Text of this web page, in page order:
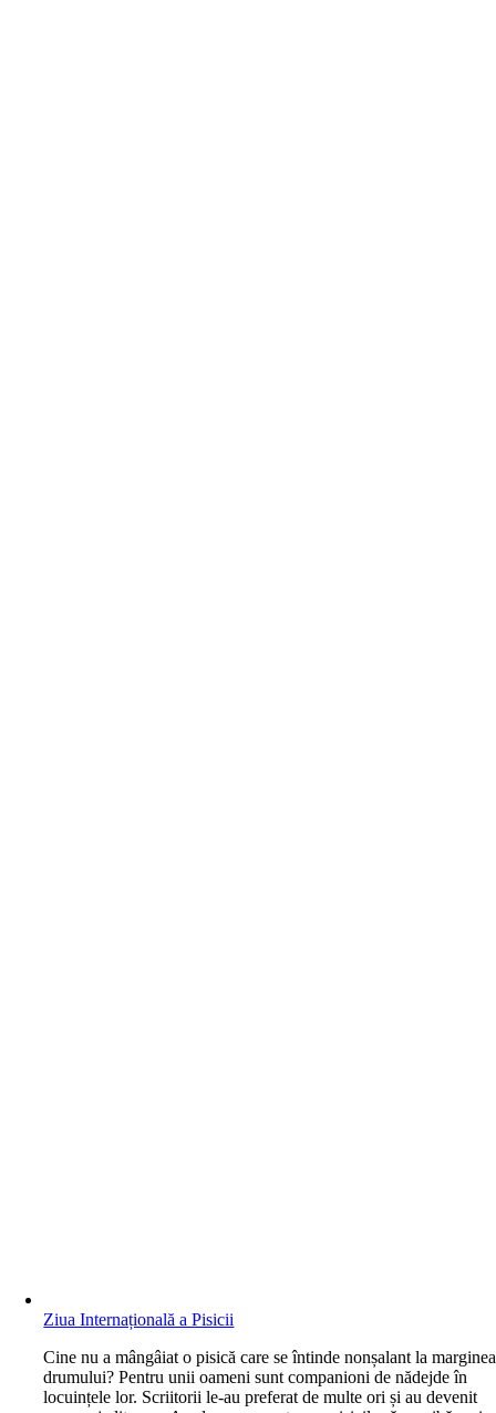
Ziua Internațională a Pisicii
Cine nu a mângâiat o pisică care se întinde nonșalant la marginea
drumului? Pentru unii oameni sunt companioni de nădejde în
locuințele lor. Scriitorii le-au preferat de multe ori și au devenit